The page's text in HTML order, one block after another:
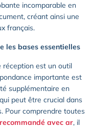
incomparable en
créant ainsi une
français.
les bases essentielles
réception est un outil
importante est
supplémentaire en
peut être crucial dans
Pour comprendre toutes
avec ar, il